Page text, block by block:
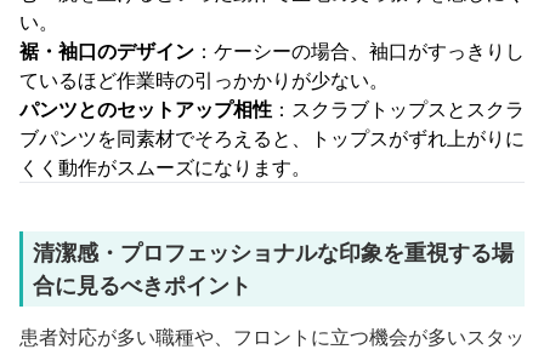
い。
裾・袖口のデザイン ：ケーシーの場合、袖口がすっきりし
ているほど作業時の引っかかりが少ない。
パンツとのセットアップ相性 ：スクラブトップスとスクラ
ブパンツを同素材でそろえると、トップスがずれ上がりに
くく動作がスムーズになります。
清潔感・プロフェッショナルな印象を重視する場
合に見るべきポイント
患者対応が多い職種や、フロントに立つ機会が多いスタッ